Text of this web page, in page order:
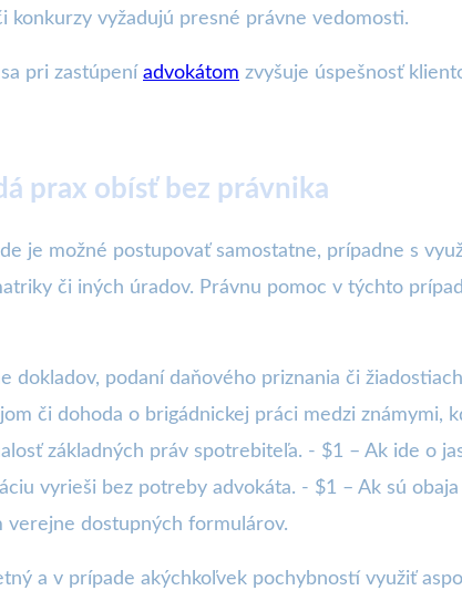
konkurzy vyžadujú presné právne vedomosti.
pri zastúpení advokátom zvyšuje úspešnosť
prax obísť bez právnika
je možné postupovať samostatne, prípadne s
či iných úradov. Právnu pomoc v týchto
podaní daňového priznania či
či dohoda o brigádnickej práci medzi známymi,
základných práv spotrebiteľa. - $1 – Ak ide o
vyrieši bez potreby advokáta. - $1 – Ak sú
verejne dostupných formulárov.
a v prípade akýchkoľvek pochybností využiť